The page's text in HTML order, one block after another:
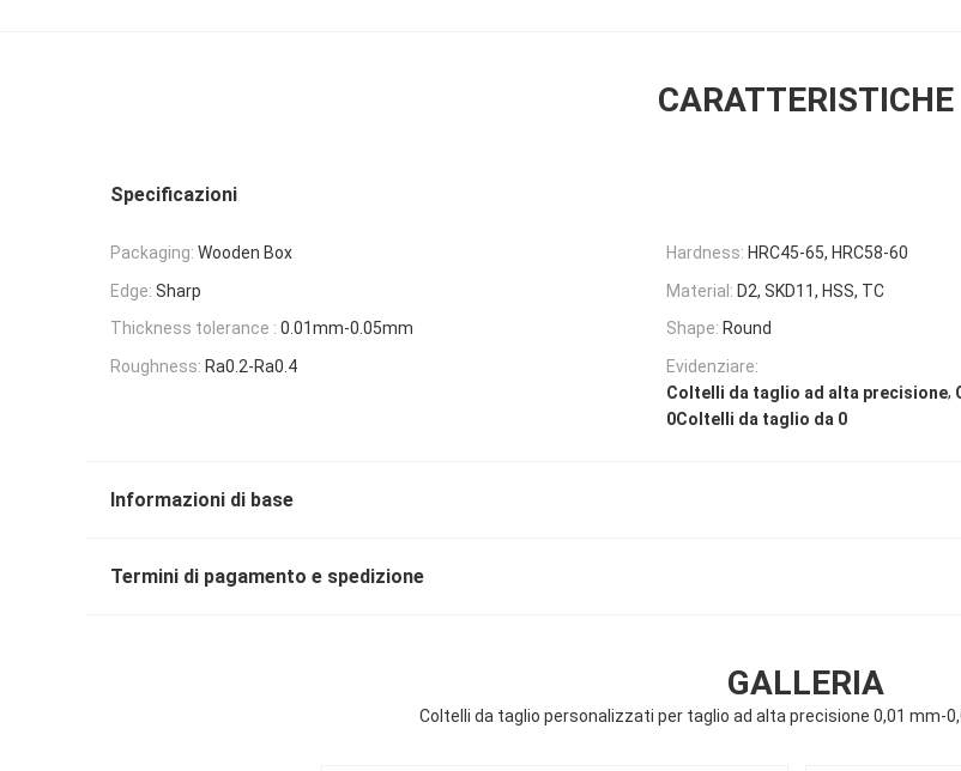
CARATTERISTICHE
Specificazioni
Packaging: Wooden Box Hardness: HRC45-65, HRC58-60
Edge: Sharp Material: D2, SKD11, HSS, TC
Thickness tolerance : 0.01mm-0.05mm Shape: Round
Roughness: Ra0.2-Ra0.4
Evidenziare:
Coltelli da taglio ad alta precisione,
0Coltelli da taglio da 0
Informazioni di base
Termini di pagamento e spedizione
GALLERIA
Coltelli da taglio personalizzati per taglio ad alta precisione 0,01 mm-